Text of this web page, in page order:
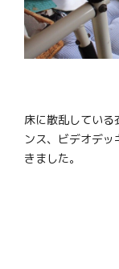
床に散乱してい
ンス、ビデオデ
きました。